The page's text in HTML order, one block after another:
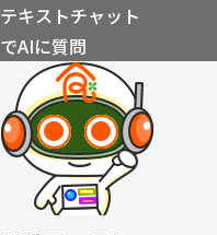
テキストチャット
でAIに質問